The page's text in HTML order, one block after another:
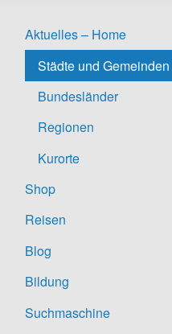
Aktuelles – Home
Städte und Gemeinden
Bundesländer
Regionen
Kurorte
Shop
Reisen
Blog
Bildung
Suchmaschine